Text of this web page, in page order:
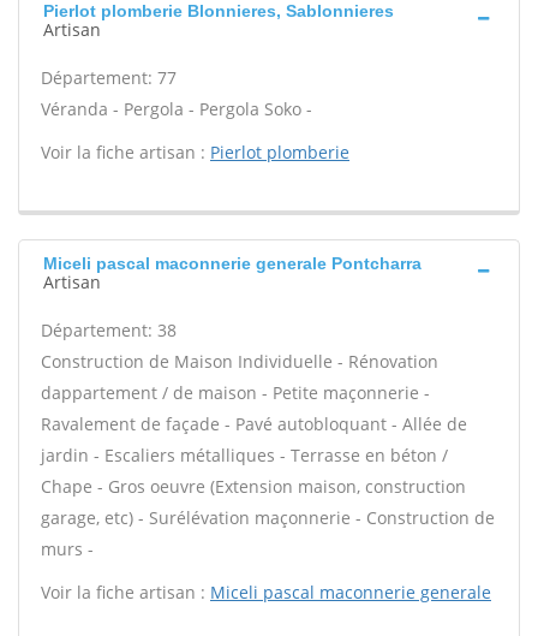
Pierlot plomberie Blonnieres, Sablonnieres
Artisan
Département: 77
Véranda - Pergola - Pergola Soko -
Voir la fiche artisan : Pierlot plomberie
Miceli pascal maconnerie generale Pontcharra
Artisan
Département: 38
Construction de Maison Individuelle - Rénovation
dappartement / de maison - Petite maçonnerie -
Ravalement de façade - Pavé autobloquant - Allée de
jardin - Escaliers métalliques - Terrasse en béton /
Chape - Gros oeuvre (Extension maison, construction
garage, etc) - Surélévation maçonnerie - Construction de
murs -
Voir la fiche artisan : Miceli pascal maconnerie generale